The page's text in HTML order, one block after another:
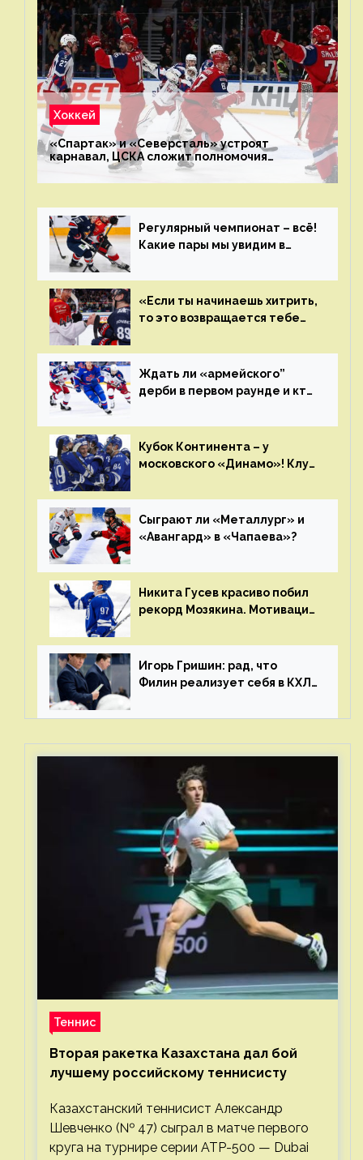
Хоккей
«Спартак» и «Северсталь» устроят
карнавал, ЦСКА сложит полномочия
чемпиона. Превью первого раунда плей-офф
на Западе
Регулярный чемпионат – всё!
Какие пары мы увидим в
«Если ты начинаешь хитрить,
то это возвращается тебе
Ждать ли «армейского”
дерби в первом раунде и кто
Главные интриги последнего
дня «регулярки” КХЛ
Кубок Континента – у
московского «Динамо»! Клуб
сезон
Сыграют ли «Металлург» и
«Авангард» в «Чапаева»?
Никита Гусев красиво побил
рекорд Мозякина. Мотивации
много
Игорь Гришин: рад, что
Филин реализует себя в КХЛ
стали загонять его в рамки
Теннис
Вторая ракетка Казахстана дал бой
лучшему российскому теннисисту
Казахстанский теннисист Александр
Шевченко (№ 47) сыграл в матче первого
круга на турнире серии ATP-500 — Dubai